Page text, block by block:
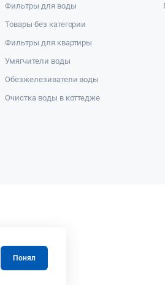
Фильтры для воды
Товары без категории
Фильтры для квартиры
Умягчители воды
Обезжелезиватели воды
Очистка воды в коттедже
Понял